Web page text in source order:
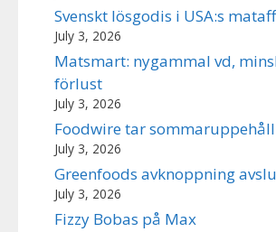
Svenskt lösgodis i USA:s
July 3, 2026
Matsmart: nygammal vd,
förlust
July 3, 2026
Foodwire tar sommaruppehåll
July 3, 2026
Greenfoods avknoppning
July 3, 2026
Fizzy Bobas på Max